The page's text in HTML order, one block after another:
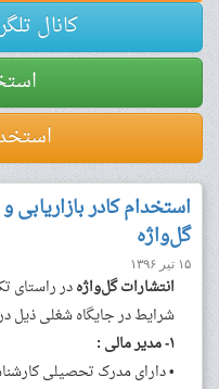
کانال
استخدام کادر
گل‌واژه
۱۵ تیر ۱۳۹۶
انتشارات گل‌واژهدر راستای
شرایط در جایگاه شغلی ذیل
۱- مدیر مالی :
• دارای مدرک تحصیلی